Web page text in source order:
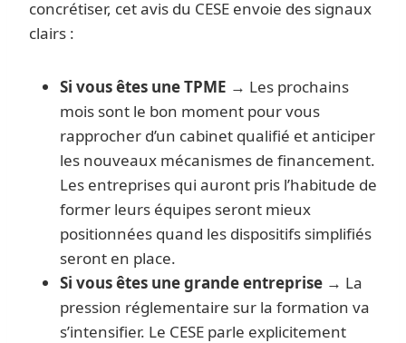
concrétiser, cet avis du CESE envoie des signaux
clairs :
Si vous êtes une TPME → Les prochains
mois sont le bon moment pour vous
rapprocher d’un cabinet qualifié et anticiper
les nouveaux mécanismes de financement.
Les entreprises qui auront pris l’habitude de
former leurs équipes seront mieux
positionnées quand les dispositifs simplifiés
seront en place.
Si vous êtes une grande entreprise → La
pression réglementaire sur la formation va
s’intensifier. Le CESE parle explicitement